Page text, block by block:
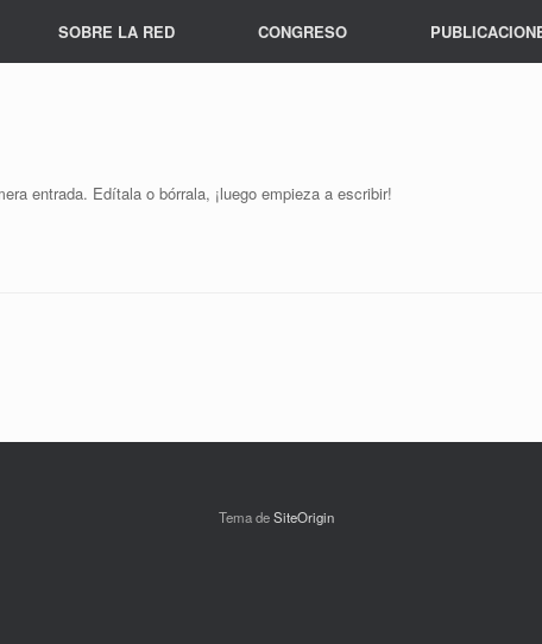
SOBRE LA RED CONGRESO
entrada. Edítala o bórrala, ¡luego empieza a escribir!
Tema deSiteOrigin